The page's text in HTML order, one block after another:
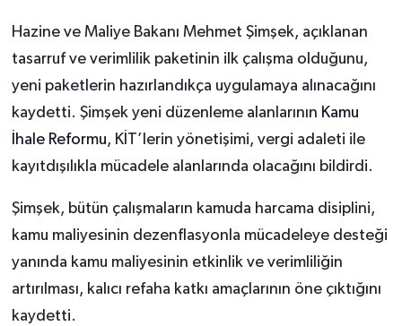
Hazine ve Maliye Bakanı Mehmet Şimşek, açıklanan
tasarruf ve verimlilik paketinin ilk çalışma olduğunu,
yeni paketlerin hazırlandıkça uygulamaya alınacağını
kaydetti. Şimşek yeni düzenleme alanlarının Kamu
İhale Reformu, KİT’lerin yönetişimi, vergi adaleti ile
kayıtdışılıkla mücadele alanlarında olacağını bildirdi.
Şimşek, bütün çalışmaların kamuda harcama disiplini,
kamu maliyesinin dezenflasyonla mücadeleye desteği
yanında kamu maliyesinin etkinlik ve verimliliğin
artırılması, kalıcı refaha katkı amaçlarının öne çıktığını
kaydetti.